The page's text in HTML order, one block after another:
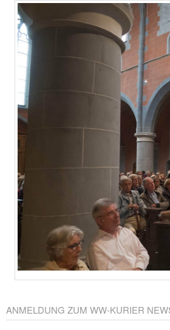
ANMELDUNG ZUM WW-KURIER